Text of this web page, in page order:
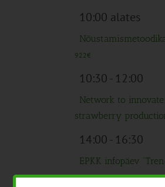
10:00 alates
922€
10:30- 12:00
Network to
strawberry
14:00- 16:30
EPKK infopäev
Tasuta